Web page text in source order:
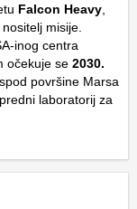
Falcon Heavy,
misije.
inog centra
očekuje se 2030.
površine Marsa
laboratorij za